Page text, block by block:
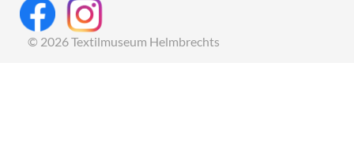
© 2026 Textilmuseum Helmbrechts